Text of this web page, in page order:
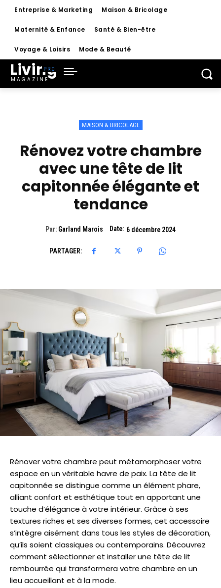
Entreprise & Marketing Maison & Bricolage
Maternité & Enfance Santé & Bien-être
Voyage & Loisirs Mode & Beauté
Living
MAGAZINE
MAISON & BRICOLAGE
Rénovez votre chambre
avec une tête de lit
capitonnée élégante et
tendance
Par: Garland Marois Date: 6 décembre 2024
PARTAGER:
Rénover votre chambre peut métamorphoser votre
espace en un véritable havre de paix. La tête de lit
capitonnée se distingue comme un élément phare,
alliant confort et esthétique tout en apportant une
touche d’élégance à votre intérieur. Grâce à ses
textures riches et ses diverses formes, cet accessoire
s’intègre aisément dans tous les styles de décoration,
qu’ils soient classiques ou contemporains. Découvrez
comment sélectionner et installer une tête de lit
rembourrée qui transformera votre chambre en un
lieu accueillant et à la mode.